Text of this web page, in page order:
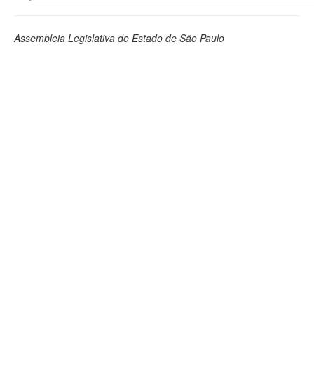
Assembleia Legislativa do Estado de São Paulo